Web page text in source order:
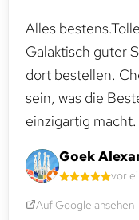
Alles
Galaktisch guter
dort bestellen.
sein, was die
einzigartig
Goek
vor
Auf Google ansehen